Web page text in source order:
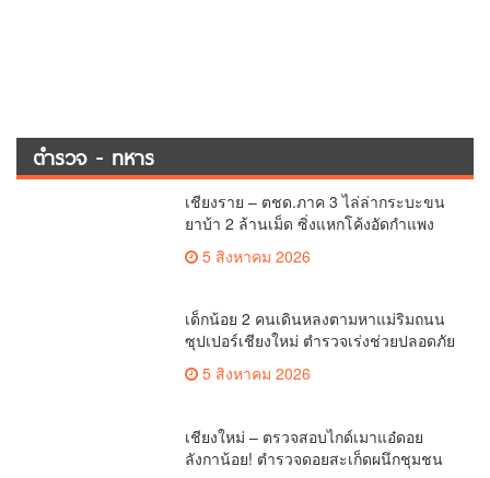
ตำรวจ - ทหาร
เชียงราย – ตชด.ภาค 3 ไล่ล่ากระบะขน
ยาบ้า 2 ล้านเม็ด ซิ่งแหกโค้งอัดกำแพง
บ้านพังยับ ก่อนคนขับทิ้งรถดอดหนีเข้าป่า
5 สิงหาคม 2026
เด็กน้อย 2 คนเดินหลงตามหาแม่ริมถนน
ซุปเปอร์เชียงใหม่ ตำรวจเร่งช่วยปลอดภัย
ล่าสุดครูโรงเรียนวัดดอนจั่นรับตัวดูแล
แล้ว5 สิงหาคม 2026
เชียงใหม่ – ตรวจสอบไกด์เมาแอ๋ดอย
ลังกาน้อย! ตำรวจดอยสะเก็ดผนึกชุมชน